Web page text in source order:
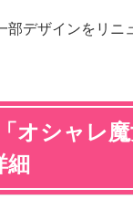
デザインをリニ
オシャレ
細